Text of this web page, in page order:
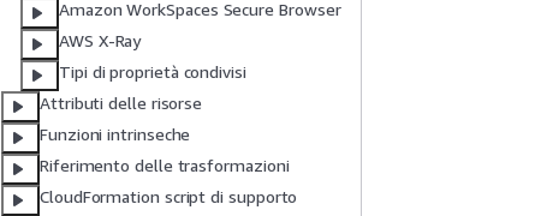
Amazon WorkSpaces Secure Browser
AWS X-Ray
Tipi di proprietà condivisi
Attributi delle risorse
Funzioni intrinseche
Riferimento delle trasformazioni
CloudFormation script di supporto